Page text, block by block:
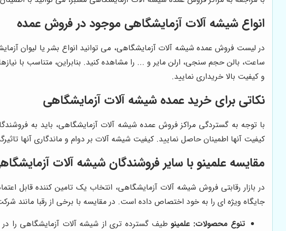
انواع شیشه آلات آزمایشگاهی موجود در فروش عمده
در لیست فروش عمده شیشه آلات آزمایشگاهی، می توانید انواع بشر یا لیوان
ساعت، بالن حجم سنجی، ارلن مایر و ... را مشاهده کنید. بنابراین، متناسب با
و کیفیت بالا خریداری نمایید.
نکاتی برای خرید عمده شیشه آلات آزمایشگاهی
با توجه به گستردگی مراکز فروش عمده شیشه آلات آزمایشگاهی، باید به
کیفیت آنها اطمینان حاصل نمایید. کیفیت شیشه آلات بر دوام و ماندگاری آنها
مقایسه علمینو با سایر فروشندگان شیشه آلات
در بازار رقابتی فروش شیشه آلات آزمایشگاهی، انتخاب یک تامین کننده قابل
جایگاه ویژه ای را به خود اختصاص داده است. در مقایسه با برخی از رقبا مانند
تنوع محصولات: علمینو طیف گسترده تری از شیشه آلات آزمایشگاهی را